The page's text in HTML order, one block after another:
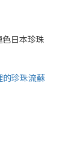
日本珍珠